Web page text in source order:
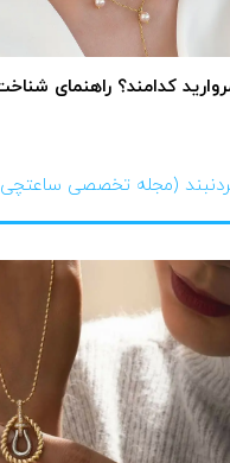
کدامند؟ راهنمای
(مجله تخصصی